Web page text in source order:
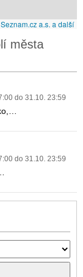
a.s. a další
města
do 31.10. 23:59
do 31.10. 23:59